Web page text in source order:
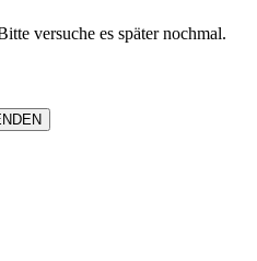
versuche es später nochmal.